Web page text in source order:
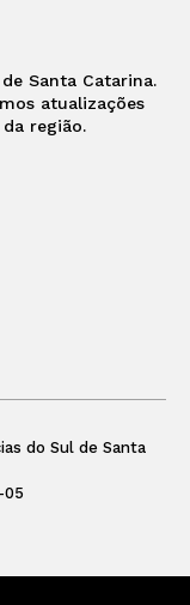
Santa Catarina.
atualizações
região.
do Sul de Santa
05